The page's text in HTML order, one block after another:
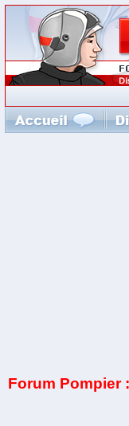
Forum Pompier